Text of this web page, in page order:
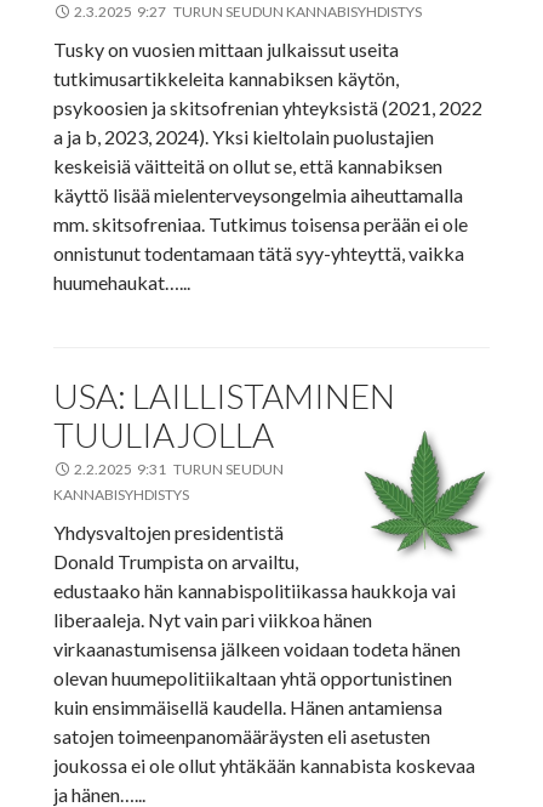
2.3.2025 9:27 TURUN SEUDUN KANNABISYHDISTYS
Tusky on vuosien mittaan julkaissut useita
tutkimusartikkeleita kannabiksen käytön,
psykoosien ja skitsofrenian yhteyksistä (2021, 2022
a ja b, 2023, 2024). Yksi kieltolain puolustajien
keskeisiä väitteitä on ollut se, että kannabiksen
käyttö lisää mielenterveysongelmia aiheuttamalla
mm. skitsofreniaa. Tutkimus toisensa perään ei ole
onnistunut todentamaan tätä syy-yhteyttä, vaikka
huumehaukat…...
USA: LAILLISTAMINEN
TUULIAJOLLA
2.2.2025 9:31 TURUN SEUDUN
KANNABISYHDISTYS
Yhdysvaltojen presidentistä
Donald Trumpista on arvailtu,
edustaako hän kannabispolitiikassa haukkoja vai
liberaaleja. Nyt vain pari viikkoa hänen
virkaanastumisensa jälkeen voidaan todeta hänen
olevan huumepolitiikaltaan yhtä opportunistinen
kuin ensimmäisellä kaudella. Hänen antamiensa
satojen toimeenpanomääräysten eli asetusten
joukossa ei ole ollut yhtäkään kannabista koskevaa
ja hänen…...